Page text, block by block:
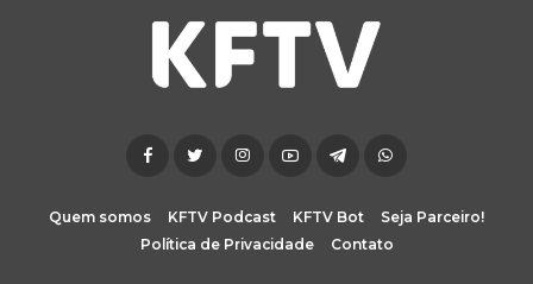
Quem somos KFTV Podcast KFTV Bot
Seja Parceiro!
Política de Privacidade
Contato